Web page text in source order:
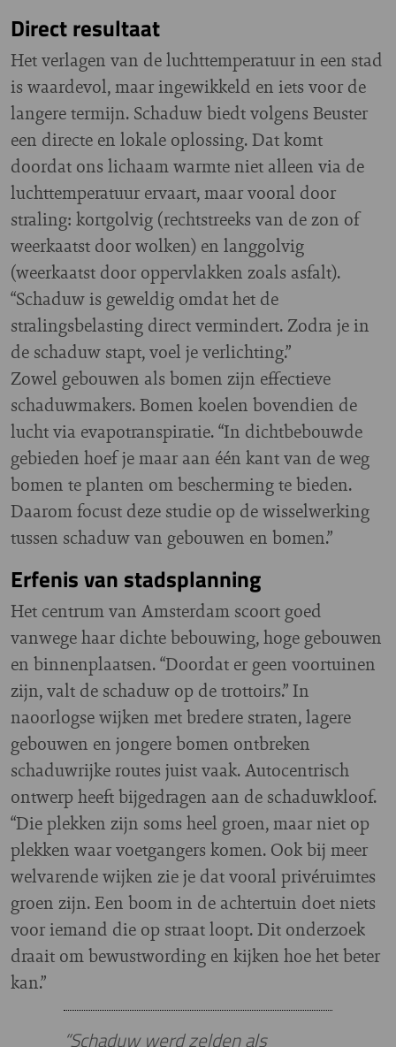
Direct resultaat
Het verlagen van de luchttemperatuur in een stad
is waardevol, maar ingewikkeld en iets voor de
langere termijn. Schaduw biedt volgens Beuster
een directe en lokale oplossing. Dat komt
doordat ons lichaam warmte niet alleen via de
luchttemperatuur ervaart, maar vooral door
straling: kortgolvig (rechtstreeks van de zon of
weerkaatst door wolken) en langgolvig
(weerkaatst door oppervlakken zoals asfalt).
“Schaduw is geweldig omdat het de
stralingsbelasting direct vermindert. Zodra je in
de schaduw stapt, voel je verlichting.”
Zowel gebouwen als bomen zijn effectieve
schaduwmakers. Bomen koelen bovendien de
lucht via evapotranspiratie. “In dichtbebouwde
gebieden hoef je maar aan één kant van de weg
bomen te planten om bescherming te bieden.
Daarom focust deze studie op de wisselwerking
tussen schaduw van gebouwen en bomen.”
Erfenis van stadsplanning
Het centrum van Amsterdam scoort goed
vanwege haar dichte bebouwing, hoge gebouwen
en binnenplaatsen. “Doordat er geen voortuinen
zijn, valt de schaduw op de trottoirs.” In
naoorlogse wijken met bredere straten, lagere
gebouwen en jongere bomen ontbreken
schaduwrijke routes juist vaak. Autocentrisch
ontwerp heeft bijgedragen aan de schaduwkloof.
“Die plekken zijn soms heel groen, maar niet op
plekken waar voetgangers komen. Ook bij meer
welvarende wijken zie je dat vooral privéruimtes
groen zijn. Een boom in de achtertuin doet niets
voor iemand die op straat loopt. Dit onderzoek
draait om bewustwording en kijken hoe het beter
kan.”
“Schaduw werd zelden als